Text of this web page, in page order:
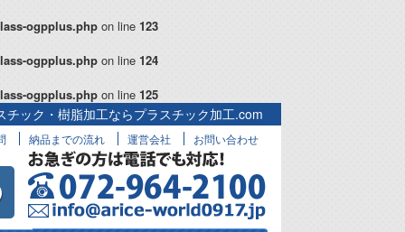
ogpplus.php on line 123
ogpplus.php on line 124
ogpplus.php on line 125
チック・樹脂加工ならプラスチック加工.com
納品までの流れ 運営会社 お問い合わせ